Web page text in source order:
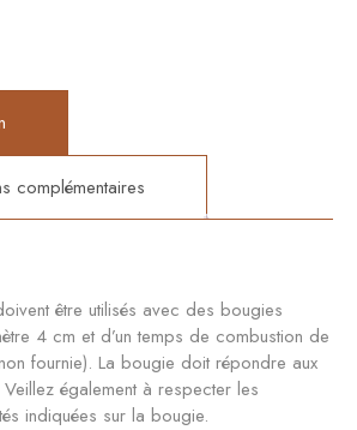
complémentaires
être utilisés avec des bougies
4 cm et d’un temps de combustion de
fournie). La bougie doit répondre aux
également à respecter les
indiquées sur la bougie.